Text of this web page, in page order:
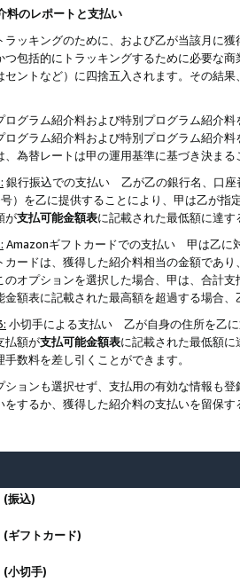
料のレポートと支払い
ラッキングのために、および乙が当該月に
つ包括的にトラッキングするために必要な
セントなど）に四捨五入されます。その結
ログラム紹介料および特別プログラム紹介
ログラム紹介料および特別プログラム紹介
為替レートは甲の運用基準に基づき決まる
銀行振込での支払い 乙が乙の銀行名、口座
号）を乙に提供することにより、甲は乙が
が支払可能金額表に記載された最低額に達す
Amazonギフトカードでの支払い 甲は乙に
カードは、獲得した紹介料相当の金額であ
のオプションを選択した場合、甲は、合計支
金額表に記載された最高額を超過する場合
小切手による支払い 乙が自身の住所を乙
払額が支払可能金額表に記載された最低額
数料を差し引くことができます。
ションも選択せず、支払用の有効な情報も
するか、獲得した紹介料の支払いを留保す
(振込)
ギフトカード)
(小切手)